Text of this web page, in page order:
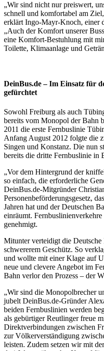
„Wir sind nicht nur preiswert,
schnell und komfortabel am
erklärt Ingo-Mayr-Knoch, einer
„Auch der Komfort unserer
eine Komfort-Bestuhlung mit
Toilette, Klimaanlage und
DeinBus.de – Im Einsatz für
gefürchtet
Sowohl Freiburg als auch
bereits vom Monopol der Bahn
2011 die erste Fernbuslinie
Anfang August 2012 folgte die
Singen und Konstanz. Die nun
bereits die dritte Fernbuslinie in
„Vor dem Hintergrund der
so einfach, die erforderliche
DeinBus.de-Mitgründer
Personenbeförderungsgesetz,
Jahren hat und der Deutschen
einräumt.
genehmigt.
Mitunter verteidigt die
schwererem Geschütz. So
und wollte mit einer Klage auf
neue und clevere Angebot im
Bahn verlor den Prozess – der
„Wir sind die Monopolbrecher
jubelt DeinBus.de-Gründer
beiden Fernbuslinien werden
als gebürtiger Reutlinger freue
Direktverbindungen zwischen
zur Völkerverständigung
leisten. Zudem setzen wir mit